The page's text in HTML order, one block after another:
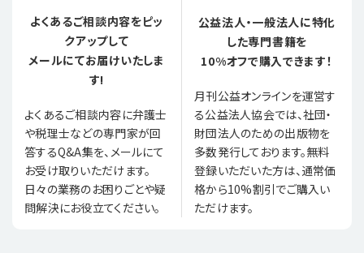
よくあるご相談内容をピッ
クアップして
メールにてお届けいたしま
す!
よくあるご相談内容に弁護士
や税理士などの専門家が回
答するQ&A集を、メールにて
お受け取りいただけます。
日々の業務のお困りごとや疑
問解決にお役立てください。
公益法人・一般法人に特化
した専門書籍を
10%オフで購入できます！
月刊公益オンラインを運営す
る公益法人協会では、社団・
財団法人のための出版物を
多数発行しております。無料
登録いただいた方は、通常価
格から10%割引でご購入い
ただけます。